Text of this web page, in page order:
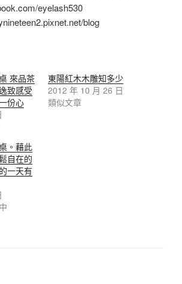
eyelash530
blog
來品茶
致感受
份心
東陽紅木木雕知多少
2012 年 10 月 26 日
類似文章
。藉此
自在的
一天有